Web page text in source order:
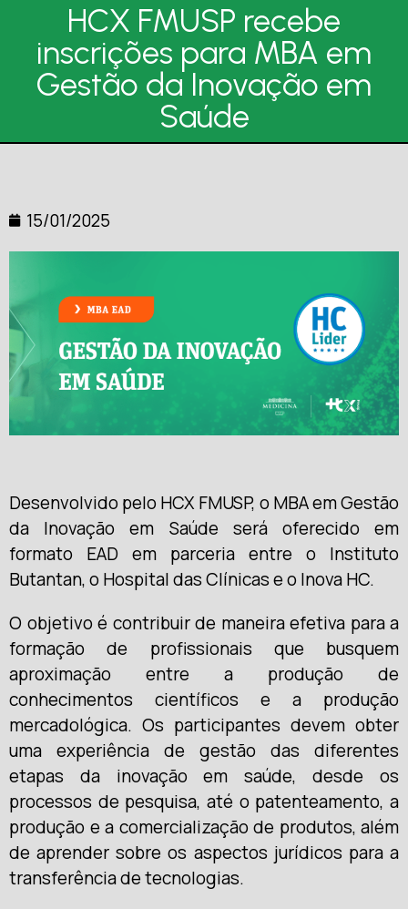
HCX FMUSP recebe
inscrições para MBA em
Gestão da Inovação em
Saúde
15/01/2025
Desenvolvido pelo HCX FMUSP, o MBA em Gestão
da Inovação em Saúde será oferecido em
formato EAD em parceria entre o Instituto
Butantan, o Hospital das Clínicas e o Inova HC.
O objetivo é contribuir de maneira efetiva para a
formação de profissionais que busquem
aproximação entre a produção de
conhecimentos científicos e a produção
mercadológica. Os participantes devem obter
uma experiência de gestão das diferentes
etapas da inovação em saúde, desde os
processos de pesquisa, até o patenteamento, a
produção e a comercialização de produtos, além
de aprender sobre os aspectos jurídicos para a
transferência de tecnologias.